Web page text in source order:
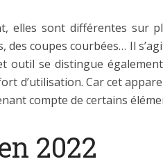
elles sont différentes sur
coupes courbées… Il
outil se distingue
d’utilisation. Car cet
compte de certains
2022